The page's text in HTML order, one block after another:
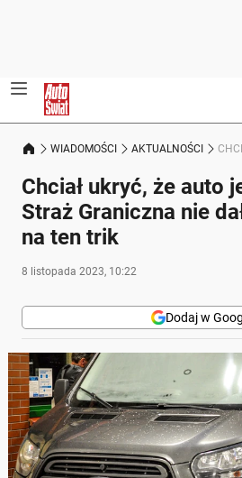
WIADOMOŚCI AKTUALNOŚCI
Chciał ukryć, że auto
Straż Graniczna nie
na ten trik
8 listopada 2023, 10:22
Dodaj w